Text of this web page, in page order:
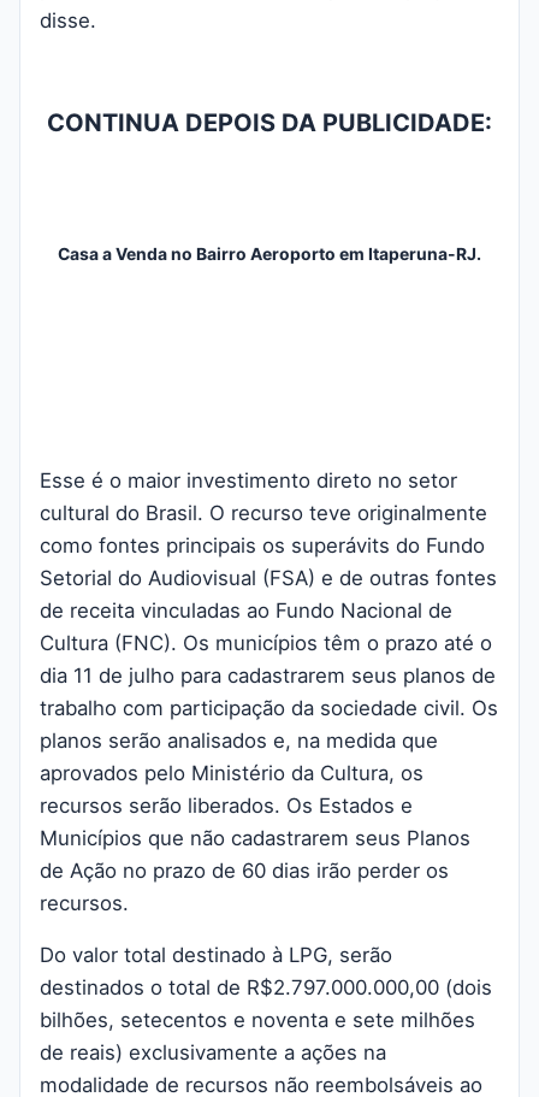
disse.
CONTINUA DEPOIS DA PUBLICIDADE:
Casa a Venda no Bairro Aeroporto em Itaperuna-RJ.
Esse é o maior investimento direto no setor
cultural do Brasil. O recurso teve originalmente
como fontes principais os superávits do Fundo
Setorial do Audiovisual (FSA) e de outras fontes
de receita vinculadas ao Fundo Nacional de
Cultura (FNC). Os municípios têm o prazo até o
dia 11 de julho para cadastrarem seus planos de
trabalho com participação da sociedade civil. Os
planos serão analisados e, na medida que
aprovados pelo Ministério da Cultura, os
recursos serão liberados. Os Estados e
Municípios que não cadastrarem seus Planos
de Ação no prazo de 60 dias irão perder os
recursos.
Do valor total destinado à LPG, serão
destinados o total de R$2.797.000.000,00 (dois
bilhões, setecentos e noventa e sete milhões
de reais) exclusivamente a ações na
modalidade de recursos não reembolsáveis ao